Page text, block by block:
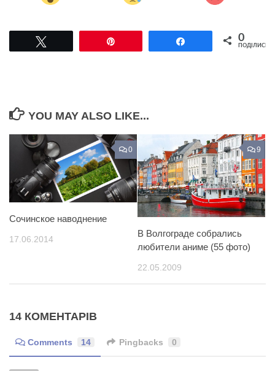
Поділитися0
ПОДІЛИСЬ
YOU MAY ALSO LIKE...
0
Сочинское наводнение
17.06.2014
9
В Волгограде собрались
любители аниме (55 фото)
22.05.2009
14 КОМЕНТАРІВ
Comments 14 Pingbacks 0